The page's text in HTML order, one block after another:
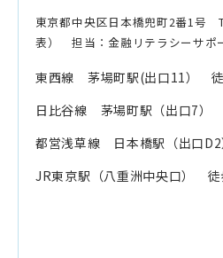
東京都中央区日本橋兜町2番1号
表） 担当：金融リテラシーサポ
東西線 茅場町駅(出口11）
日比谷線 茅場町駅（出口7）
都営浅草線 日本橋駅（出口
JR東京駅（八重洲中央口）